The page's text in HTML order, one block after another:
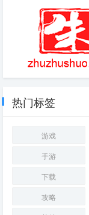
lol龙年限定皮肤
热门标签
游戏
手游
下载
攻略